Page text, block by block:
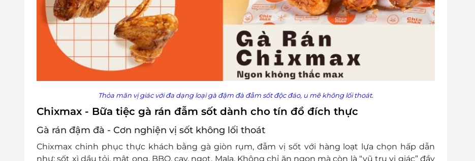
Thỏa mãn vị giác với đa dạng loại gà đậm đà đẫm sốt độc đáo, u mê không lối thoát.
Chixmax - Bữa tiệc gà rán đẫm sốt dành cho tín đồ đích thực
Gà rán đậm đà - Cơn nghiện vị sốt không lối thoát
Chixmax chinh phục thực khách bằng gà giòn rụm, đẫm vị sốt với hàng loạt lựa chọn hấp dẫn
như: sốt xì dầu tỏi, mật ong, BBQ, cay, ngọt, Mala. Không chỉ ăn ngon mà còn là “vũ trụ vị giác” đầy